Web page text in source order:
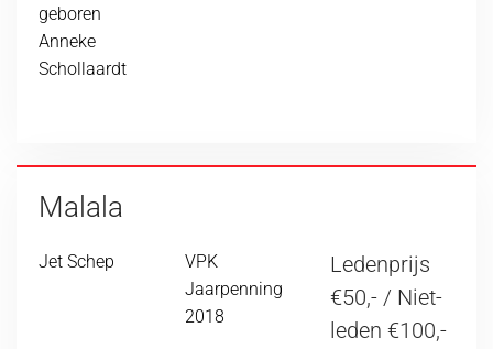
geboren
Anneke
Schollaardt
Malala
Jet Schep
VPK
Jaarpenning
2018
Ledenprijs
€50,- / Niet-
leden €100,-